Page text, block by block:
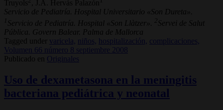
Truyols
, J.A. Hervás Palazón
Servicio de Pediatría. Hospital Universitario «Son Dureta».
1 Servicio de Pediatría. Hospital «Son Llàtzer». 2 Servei de Salut
Pública. Govern Balear. Palma de Mallorca
Tagged under
varicela, niños, hospitalización,
complicaciones,
Volumen 66 número 8 septiembre 2008
Publicado en
Originales
Uso de dexametasona en la meningitis
bacteriana pediátrica y neonatal